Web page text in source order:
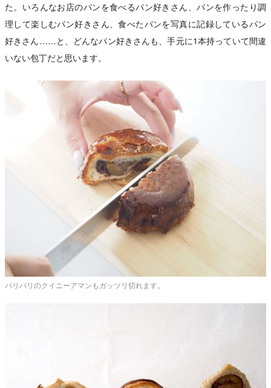
た。いろんなお店のパンを食べるパン好きさん、パンを作ったり調
理して楽しむパン好きさん、食べたパンを写真に記録しているパン
好きさん……と、どんなパン好きさんも、手元に1本持っていて間違
いない包丁だと思います。
パリパリのクイニーアマンもガッツリ切れます。